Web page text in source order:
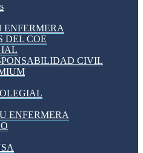
DEL COE
CIVIL
ENFERMERA